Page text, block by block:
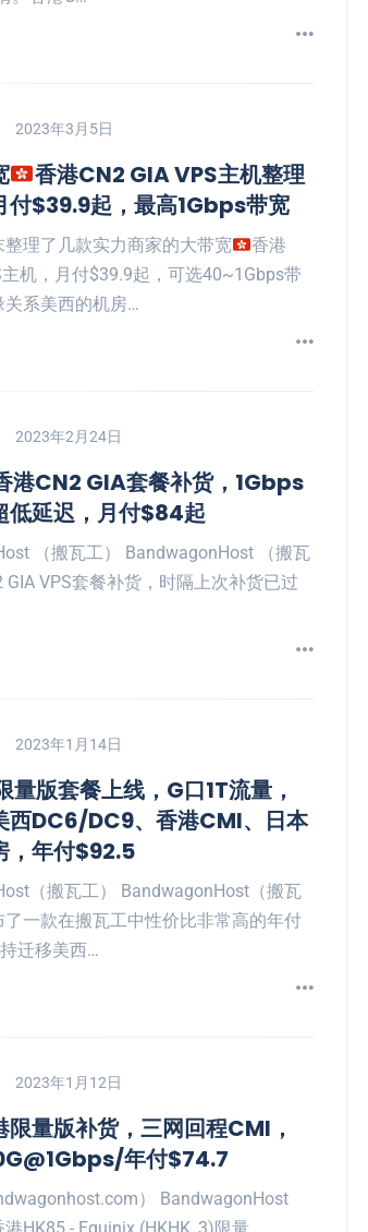
2023年3月5日
香港CN2 GIA VPS主机整理
付$39.9起，最高1Gbps带宽
整理了几款实力商家的大带宽
香港
主机，月付$39.9起，可选40~1Gbps带
关系美西的机房…
2023年2月24日
港CN2 GIA套餐补货，1Gbps
低延迟，月付$84起
（搬瓦工） BandwagonHost （搬瓦
GIA VPS套餐补货，时隔上次补货已过
2023年1月14日
量版套餐上线，G口1T流量，
西DC6/DC9、香港CMI、日本
，年付$92.5
（搬瓦工） BandwagonHost（搬瓦
一款在搬瓦工中性价比非常高的年付
迁移美西…
2023年1月12日
限量版补货，三网回程CMI，
年付$74.7
） BandwagonHost